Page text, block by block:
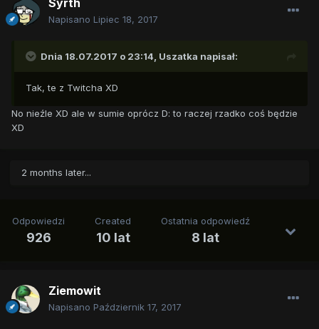
Syrth
Napisano Lipiec 18, 2017
Dnia 18.07.2017 o 23:14, Uszatka napisał:
Tak, te z Twitcha XD
No nieźle XD ale w sumie oprócz D: to raczej rzadko coś będzie
XD
2 months later...
Odpowiedzi
926
Created
10 lat
Ostatnia odpowiedź
8 lat
Ziemowit
Napisano Październik 17, 2017